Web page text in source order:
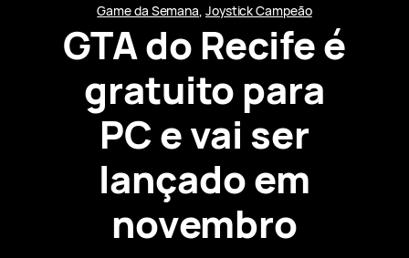
Game da Semana, Joystick Campeão
GTA do Recife é
gratuito para
PC e vai ser
lançado em
novembro